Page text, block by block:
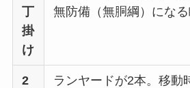
丁
掛
け
無防備（無胴綱）になる
2
ランヤードが2本。移動